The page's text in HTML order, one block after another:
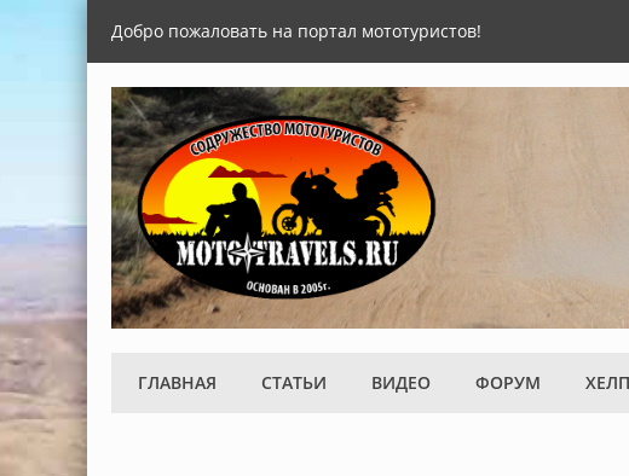
Добро пожаловать на портал мототуристов!
ГЛАВНАЯ СТАТЬИ ВИДЕО ФОРУМ